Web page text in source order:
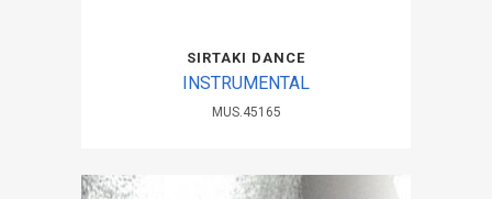
SIRTAKI DANCE
INSTRUMENTAL
MUS.45165